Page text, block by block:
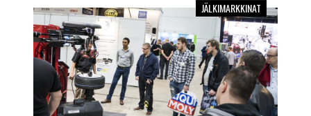
Älykkäitä
ratkaisuja
Autokorjaamomessuilta
JÄLKIMARKKINAT